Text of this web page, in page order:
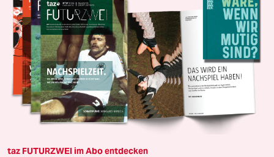
taz FUTURZWEI im Abo entdecken